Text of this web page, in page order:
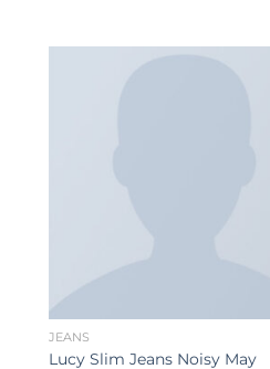
JEANS
Lucy Slim Jeans Noisy May